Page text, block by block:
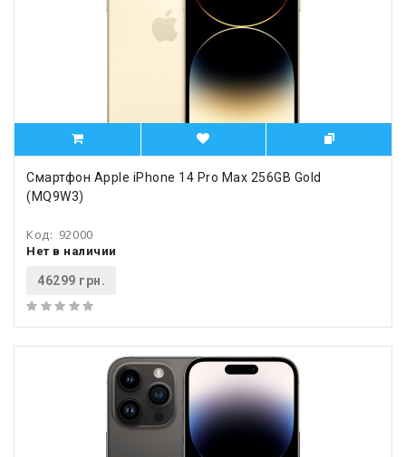
Смартфон Apple iPhone 14 Pro Max 256GB Gold
(MQ9W3)
Код: 92000
Нет в наличии
46299 грн.